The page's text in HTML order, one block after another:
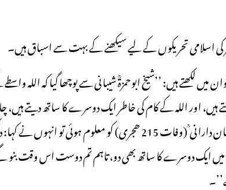
اسلامی تحریکوں کے لیے سیکھنے کے بہت سے اسباق ہیں۔
لکھتے ہیں: ’’شیخ ابوحمزۃؒ شیبانی سے پوچھا گیا کہ اللہ
اور اللہ کے کام کی خاطر ایک دوسرے کا ساتھ دیتے
کے گھر دور دور کیوں نہ ہوں۔ یہ بات جب مشہور زاہد شیخ ابوسلیمان دارانی ؒ (وفات 215 ھجری) کو معلوم ہوئی
میں ایک دوسرے کا ساتھ بھی دو، تاہم تم دوست اس وقت